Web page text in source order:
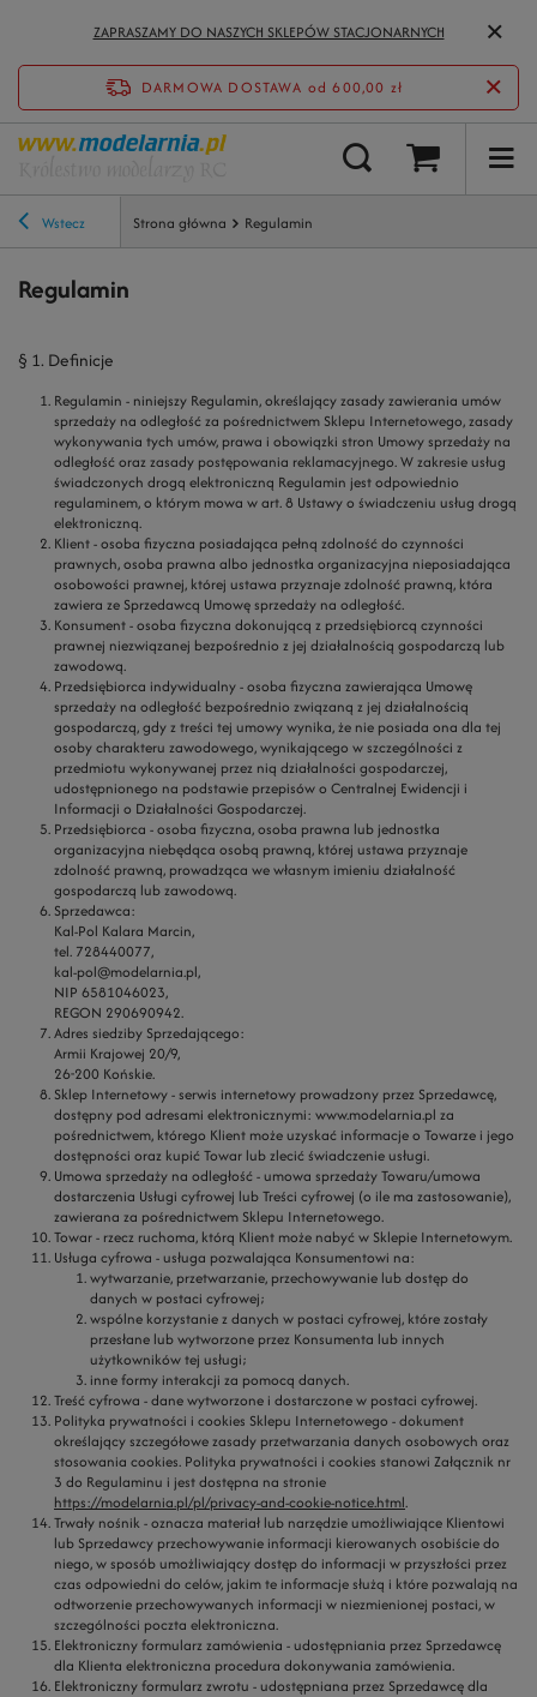
ZAPRASZAMY DO NASZYCH SKLEPÓW STACJONARNYCH
DARMOWA DOSTAWA od 600,00 zł
Wstecz Strona główna Regulamin
Regulamin
§ 1. Definicje
Regulamin - niniejszy Regulamin, określający zasady zawierania umów
sprzedaży na odległość za pośrednictwem Sklepu Internetowego, zasady
wykonywania tych umów, prawa i obowiązki stron Umowy sprzedaży na
odległość oraz zasady postępowania reklamacyjnego. W zakresie usług
świadczonych drogą elektroniczną Regulamin jest odpowiednio
regulaminem, o którym mowa w art. 8 Ustawy o świadczeniu usług drogą
elektroniczną.
Klient- osoba fizyczna posiadająca pełną zdolność do czynności
prawnych, osoba prawna albo jednostka organizacyjna nieposiadająca
osobowości prawnej, której ustawa przyznaje zdolność prawną, która
zawiera ze Sprzedawcą Umowę sprzedaży na odległość.
Konsument- osoba fizyczna dokonującą z przedsiębiorcą czynności
prawnej niezwiązanej bezpośrednio z jej działalnością gospodarczą lub
zawodową.
Przedsiębiorca indywidualny- osoba fizyczna zawierająca Umowę
sprzedaży na odległość bezpośrednio związaną z jej działalnością
gospodarczą, gdy z treści tej umowy wynika, że nie posiada ona dla tej
osoby charakteru zawodowego, wynikającego w szczególności z
przedmiotu wykonywanej przez nią działalności gospodarczej,
udostępnionego na podstawie przepisów o Centralnej Ewidencji i
Informacji o Działalności Gospodarczej.
Przedsiębiorca - osoba fizyczna, osoba prawna lub jednostka
organizacyjna niebędąca osobą prawną, której ustawa przyznaje
zdolność prawną, prowadząca we własnym imieniu działalność
gospodarczą lub zawodową.
Sprzedawca:
Kal-Pol Kalara Marcin,
tel. 728440077,
kal-pol@modelarnia.pl,
NIP 6581046023,
REGON 290690942.
Adres siedziby Sprzedającego:
Armii Krajowej 20/9,
26-200 Końskie.
Sklep Internetowy- serwis internetowy prowadzony przez Sprzedawcę,
dostępny pod adresami elektronicznymi: www.modelarnia.pl za
pośrednictwem, którego Klient może uzyskać informacje o Towarze i jego
dostępności oraz kupić Towar lub zlecić świadczenie usługi.
Umowa sprzedaży na odległość- umowa sprzedaży Towaru/umowa
dostarczenia Usługi cyfrowej lub Treści cyfrowej (o ile ma zastosowanie),
zawierana za pośrednictwem Sklepu Internetowego.
Towar- rzecz ruchoma, którą Klient może nabyć w Sklepie Internetowym.
Usługa cyfrowa - usługa pozwalająca Konsumentowi na:
wytwarzanie, przetwarzanie, przechowywanie lub dostęp do
danych w postaci cyfrowej;
wspólne korzystanie z danych w postaci cyfrowej, które zostały
przesłane lub wytworzone przez Konsumenta lub innych
użytkowników tej usługi;
inne formy interakcji za pomocą danych.
Treść cyfrowa - dane wytworzone i dostarczone w postaci cyfrowej.
Polityka prywatności i cookies Sklepu Internetowego - dokument
określający szczegółowe zasady przetwarzania danych osobowych oraz
stosowania cookies. Polityka prywatności i cookies stanowi Załącznik nr
3 do Regulaminu i jest dostępna na stronie
https://modelarnia.pl/pl/privacy-and-cookie-notice.html.
Trwały nośnik- oznacza materiał lub narzędzie umożliwiające Klientowi
lub Sprzedawcy przechowywanie informacji kierowanych osobiście do
niego, w sposób umożliwiający dostęp do informacji w przyszłości przez
czas odpowiedni do celów, jakim te informacje służą i które pozwalają na
odtworzenie przechowywanych informacji w niezmienionej postaci, w
szczególności poczta elektroniczna.
Elektroniczny formularz zamówienia - udostępniania przez Sprzedawcę
dla Klienta elektroniczna procedura dokonywania zamówienia.
Elektroniczny formularz zwrotu - udostępniana przez Sprzedawcę dla